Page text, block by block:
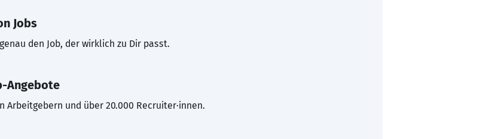
Jobs
den Job, der wirklich zu Dir passt.
Angebote
Arbeitgebern und über 20.000 Recruiter·innen.